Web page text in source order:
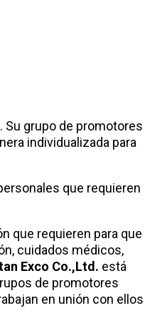
Su grupo de promotores
individualizada para
que requieren
que requieren para que
cuidados médicos,
Exco Co.,Ltd. está
de promotores
en unión con ellos